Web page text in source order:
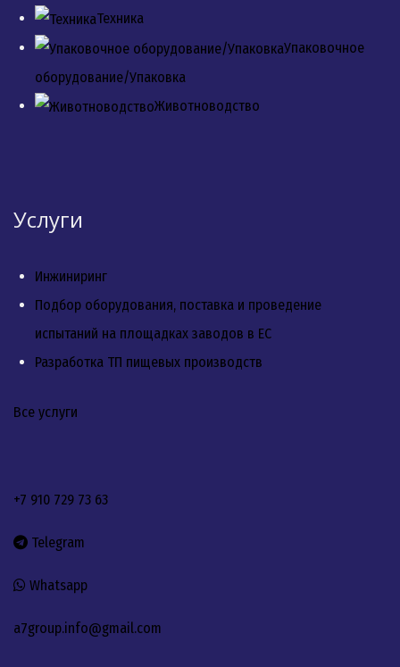
Техника
Упаковочное
оборудование/Упаковка
Животноводство
Услуги
Инжиниринг
Подбор оборудования, поставка и проведение
испытаний на площадках заводов в ЕС
Разработка ТП пищевых производств
Все услуги
+7 910 729 73 63
Telegram
Whatsapp
a7group.info@gmail.com